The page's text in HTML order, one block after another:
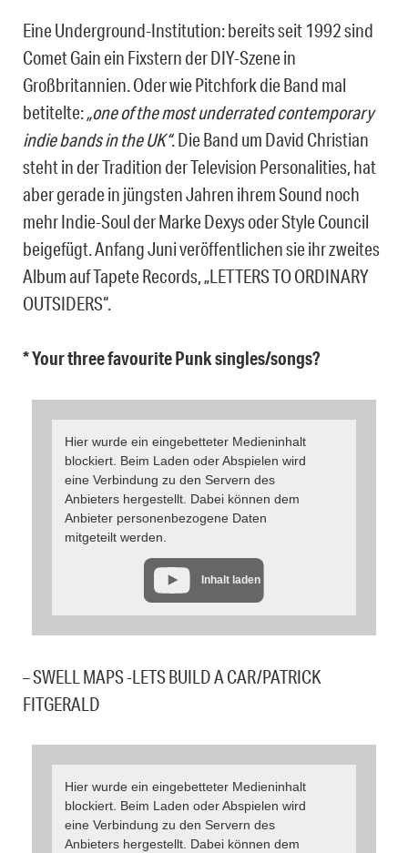
Eine Underground-Institution: bereits seit 1992 sind
Comet Gain ein Fixstern der DIY-Szene in
Großbritannien. Oder wie Pitchfork die Band mal
betitelte:„one of the most underrated contemporary
indie bands in the UK“. Die Band um David Christian
steht in der Tradition der Television Personalities, hat
aber gerade in jüngsten Jahren ihrem Sound noch
mehr Indie-Soul der Marke Dexys oder Style Council
beigefügt. Anfang Juni veröffentlichen sie ihr zweites
Album auf Tapete Records, „LETTERS TO ORDINARY
OUTSIDERS“.
* Your three favourite Punk singles/songs?
Hier wurde ein eingebetteter Medieninhalt
blockiert. Beim Laden oder Abspielen wird
eine Verbindung zu den Servern des
Anbieters hergestellt. Dabei können dem
Anbieter personenbezogene Daten
mitgeteilt werden.
Inhalt laden
– SWELL MAPS -LETS BUILD A CAR/PATRICK
FITGERALD
Hier wurde ein eingebetteter Medieninhalt
blockiert. Beim Laden oder Abspielen wird
eine Verbindung zu den Servern des
Anbieters hergestellt. Dabei können dem